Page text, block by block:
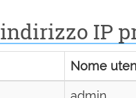
indirizzo IP
Nome